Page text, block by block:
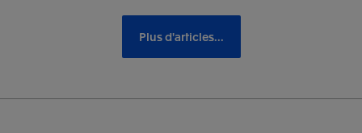
Plus d'articles...